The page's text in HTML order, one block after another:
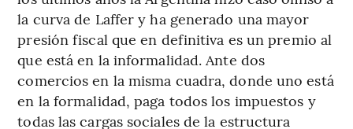
la curva de Laffer y ha generado una mayor
presión fiscal que en definitiva es un premio al
que está en la informalidad. Ante dos
comercios en la misma cuadra, donde uno está
en la formalidad, paga todos los impuestos y
todas las cargas sociales de la estructura